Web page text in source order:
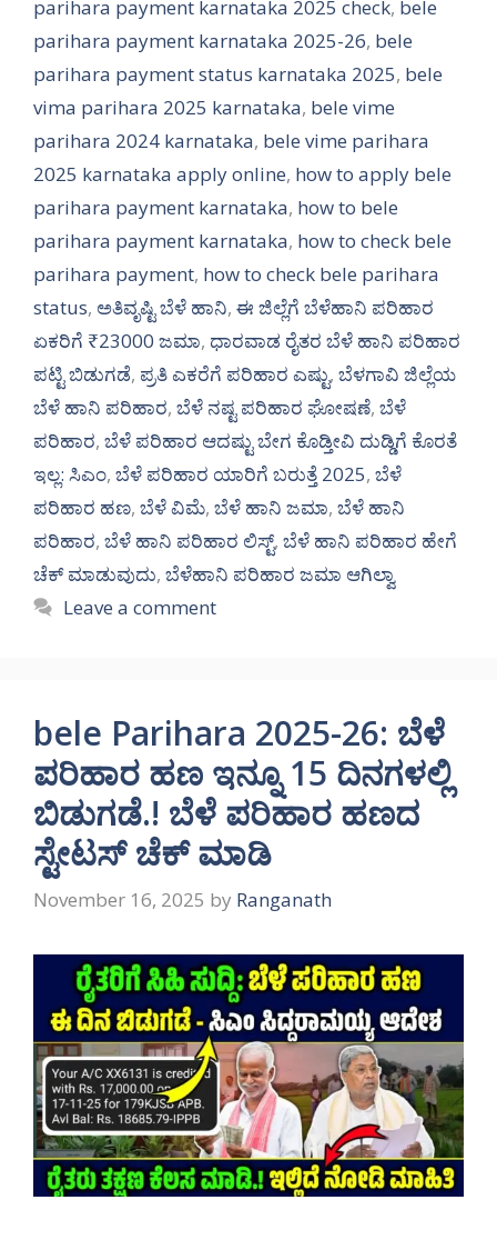
parihara payment karnataka 2025 check, bele
parihara payment karnataka 2025-26, bele
parihara payment status karnataka 2025, bele
vima parihara 2025 karnataka, bele vime
parihara 2024 karnataka, bele vime parihara
2025 karnataka apply online, how to apply bele
parihara payment karnataka, how to bele
parihara payment karnataka, how to check bele
parihara payment, how to check bele parihara
status, ಅತಿವೃಷ್ಟಿ ಬೆಳೆ ಹಾನಿ, ಈ ಜಿಲ್ಲೆಗೆ ಬೆಳೆಹಾನಿ ಪರಿಹಾರ
ಏಕರಿಗೆ ₹23000 ಜಮಾ, ಧಾರವಾಡ ರೈತರ ಬೆಳೆ ಹಾನಿ ಪರಿಹಾರ
ಪಟ್ಟಿ ಬಿಡುಗಡೆ, ಪ್ರತಿ ಎಕರೆಗೆ ಪರಿಹಾರ ಎಷ್ಟು, ಬೆಳಗಾವಿ ಜಿಲ್ಲೆಯ
ಬೆಳೆ ಹಾನಿ ಪರಿಹಾರ, ಬೆಳೆ ನಷ್ಟ ಪರಿಹಾರ ಘೋಷಣೆ, ಬೆಳೆ
ಪರಿಹಾರ, ಬೆಳೆ ಪರಿಹಾರ ಆದಷ್ಟು ಬೇಗ ಕೊಡ್ತೀವಿ ದುಡ್ಡಿಗೆ ಕೊರತೆ
ಇಲ್ಲ: ಸಿಎಂ, ಬೆಳೆ ಪರಿಹಾರ ಯಾರಿಗೆ ಬರುತ್ತೆ 2025, ಬೆಳೆ
ಪರಿಹಾರ ಹಣ, ಬೆಳೆ ವಿಮೆ, ಬೆಳೆ ಹಾನಿ ಜಮಾ, ಬೆಳೆ ಹಾನಿ
ಪರಿಹಾರ, ಬೆಳೆ ಹಾನಿ ಪರಿಹಾರ ಲಿಸ್ಟ್, ಬೆಳೆ ಹಾನಿ ಪರಿಹಾರ ಹೇಗೆ
ಚೆಕ್ ಮಾಡುವುದು, ಬೆಳೆಹಾನಿ ಪರಿಹಾರ ಜಮಾ ಆಗಿಲ್ವಾ
Leave a comment
bele Parihara 2025-26: ಬೆಳೆ
ಪರಿಹಾರ ಹಣ ಇನ್ನೂ 15 ದಿನಗಳಲ್ಲಿ
ಬಿಡುಗಡೆ.! ಬೆಳೆ ಪರಿಹಾರ ಹಣದ
ಸ್ಟೇಟಸ್ ಚೆಕ್ ಮಾಡಿ
November 16, 2025 by Ranganath